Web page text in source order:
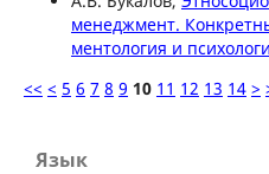
менеджмент.
ментология и
<< < 5 6 7 8 9 10 11 12 13 14 >
Язык